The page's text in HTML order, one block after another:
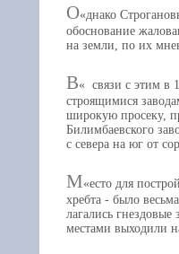
О днако
обоснование
на земли, по их
В
связи с этим в
строящимися
широкую просеку,
Билимбаевского
с севера на юг от
М есто для
хребта - было
лагались
местами выходили